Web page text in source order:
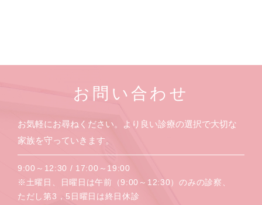
お問い合わせ
お気軽にお尋ねください。より良い診療の選択で大切な
家族を守っていきます。
9:00～12:30 / 17:00～19:00
※土曜日、日曜日は午前（9:00～12:30）のみの診察、
ただし第3，5日曜日は終日休診